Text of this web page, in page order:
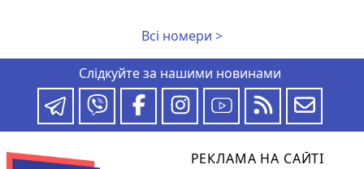
Всі номери >
Слідкуйте за нашими новинами
РЕКЛАМА НА САЙТІ